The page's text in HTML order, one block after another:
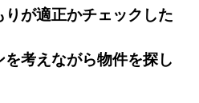
りが適正かチェックした
を考えながら物件を探し